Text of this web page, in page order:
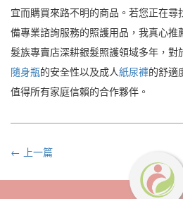
宜而購買來路不明的商品。若您正在尋
備專業諮詢服務的照護用品，我真心推
髮族專賣店深耕銀髮照護領域多年，對
隨身瓶的安全性以及成人紙尿褲的舒適
值得所有家庭信賴的合作夥伴。
← 上一篇